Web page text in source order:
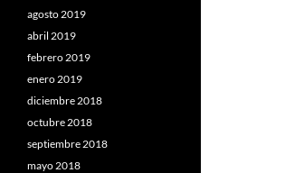
agosto 2019
abril 2019
febrero 2019
enero 2019
diciembre 2018
octubre 2018
septiembre 2018
mayo 2018